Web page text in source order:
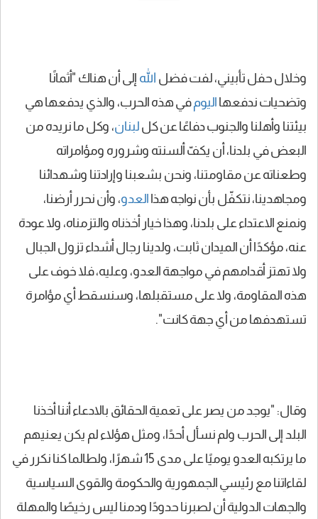
وخلال حفل تأبيني، لفت فضل الله إلى أن هناك "أثمانًا
وتضحيات ندفعها اليومفي هذه الحرب، والذي يدفعها هي
بيئتنا وأهلنا والجنوب دفاعًا عن كل لبنان، وكل ما نريده من
البعض في بلدنا، أن يكفّ ألسنته وشروره ومؤامراته
وطعناته عن مقاومتنا، ونحن بشعبنا وإرادتنا وشهدائنا
ومجاهدينا، نتكفّل بأن نواجه هذا العدو، وأن نحرر أرضنا،
ونمنع الاعتداء على بلدنا، وهذا خيار أخذناه والتزمناه، ولا عودة
عنه، مؤكدًا أن الميدان ثابت، ولدينا رجال أشداء تزول الجبال
ولا تهتز أقدامهم في مواجهة العدو، وعليه، فلا خوف على
هذه المقاومة، ولا على مستقبلها، وسنسقط أي مؤامرة
تستهدفها من أي جهة كانت".
وقال: "يوجد من يصر على تعمية الحقائق بالادعاء أننا أخذنا
البلد إلى الحرب ولم نسأل أحدًا، ومثل هؤلاء لم يكن يعنيهم
ما يرتكبه العدو يوميًا على مدى 15 شهرًا، ولطالما كنا نكرر في
لقاءاتنا مع رئيسي الجمهورية والحكومة والقوى السياسية
والجهات الدولية أن لصبرنا حدودًا ودمنا ليس رخيصًا والمهلة